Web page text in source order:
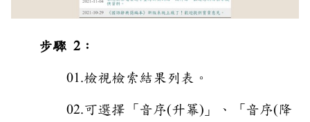
步驟 2：
01.檢視檢索結果列表。
02.可選擇「音序(升冪)」、「音序(降